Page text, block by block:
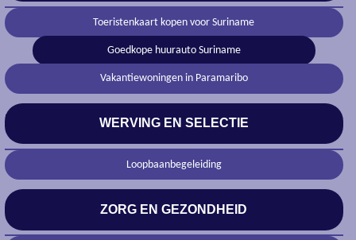
Toeristenkaart kopen voor Suriname
Goedkope huurauto Suriname
Vakantiewoningen in Paramaribo
WERVING EN SELECTIE
Loopbaanbegeleiding
ZORG EN GEZONDHEID